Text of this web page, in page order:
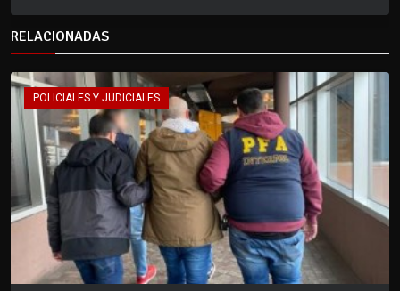
RELACIONADAS
POLICIALES Y JUDICIALES